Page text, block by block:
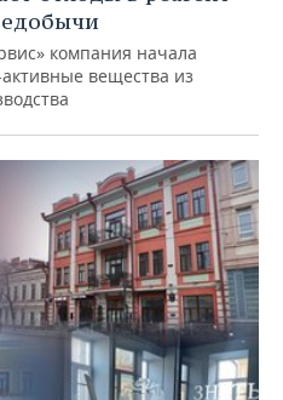
компания начала
вещества из